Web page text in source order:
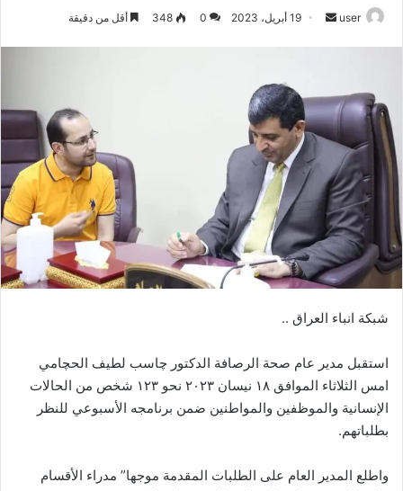
user
أرسل 19 أبريل، 2023 0
348 أقل من دقيقة
شبكة انباء العراق ..
استقبل مدير عام صحة الرصافة الدكتور چاسب لطيف الحچامي
امس الثلاثاء الموافق ١٨ نيسان ٢٠٢٣ نحو ١٢٣ شخص من الحالات
الإنسانية والموظفين والمواطنين ضمن برنامجه الأسبوعي للنظر
بطلباتهم.
واطلع المدير العام على الطلبات المقدمة موجها” مدراء الأقسام